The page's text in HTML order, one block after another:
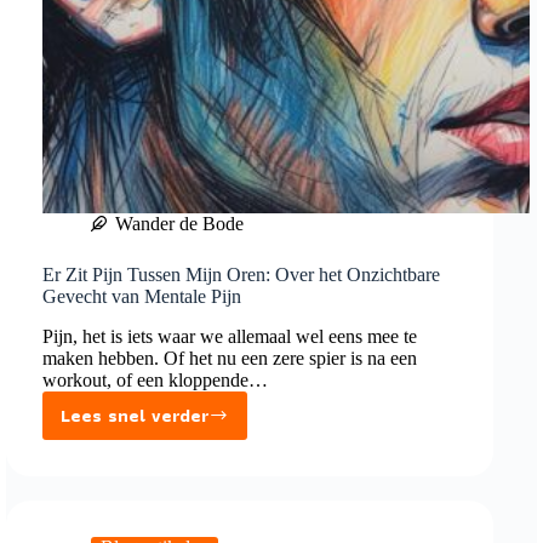
Wander de Bode
Er Zit Pijn Tussen Mijn Oren: Over het Onzichtbare
Gevecht van Mentale Pijn
Pijn, het is iets waar we allemaal wel eens mee te
maken hebben. Of het nu een zere spier is na een
workout, of een kloppende…
Lees snel verder
Er